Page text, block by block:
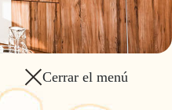
Cerrar el menú